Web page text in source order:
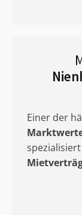
Einer der